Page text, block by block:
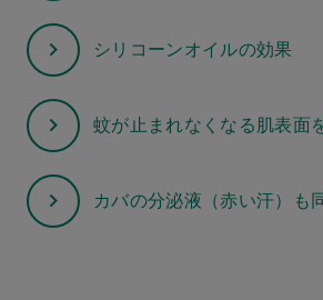
シリコーンオイルの効果
蚊が止まれなくなる肌表面
カバの分泌液（赤い汗）も